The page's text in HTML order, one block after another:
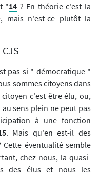
"14 ? En théorie c'est la
mais n'est-ce plutôt la
pas si " démocratique "
sommes citoyens dans
c'est être élu, ou,
sens plein ne peut pas
à une fonction
. Mais qu'en est-il des
éventualité semble
chez nous, la quasi-
des élus et nous les